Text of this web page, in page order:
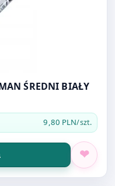
ŚREDNI BIAŁY
9,80 PLN/szt.